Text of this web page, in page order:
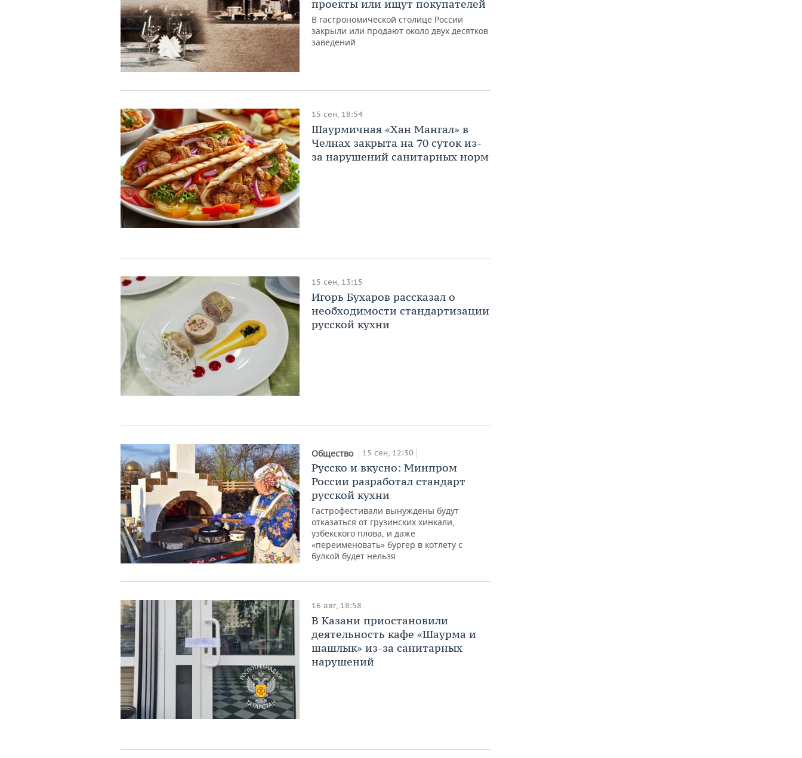
проекты или ищут покупателей
В гастрономической столице России
закрыли или продают около двух десятков
заведений
15 сен, 18:54
Шаурмичная «Хан Мангал» в
Челнах закрыта на 70 суток из-
за нарушений санитарных норм
15 сен, 13:15
Игорь Бухаров рассказал о
необходимости стандартизации
русской кухни
Общество 15 сен, 12:30
Русско и вкусно: Минпром
России разработал стандарт
русской кухни
Гастрофестивали вынуждены будут
отказаться от грузинских хинкали,
узбекского плова, и даже
«переименовать» бургер в котлету с
булкой будет нельзя
16 авг, 18:58
В Казани приостановили
деятельность кафе «Шаурма и
шашлык» из-за санитарных
нарушений